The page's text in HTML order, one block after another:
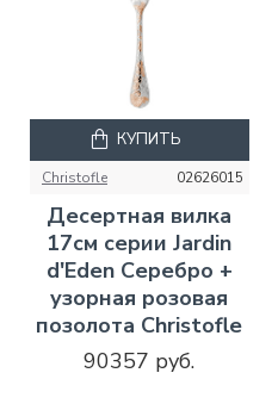
Christofle 02626015
Десертная вилка
17см серии Jardin
d'Eden Серебро +
узорная розовая
позолота Christofle
90357 руб.
КУПИТЬ